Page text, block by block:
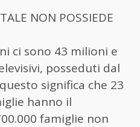
NON POSSIEDE
ci sono 43 milioni e
posseduti dal
significa che 23
hanno il
famiglie non